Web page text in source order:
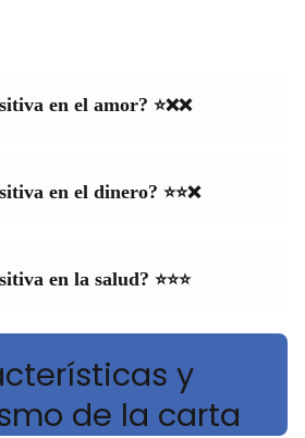
en el amor? ⭐❌❌
en el dinero? ⭐⭐❌
en la salud? ⭐⭐⭐
y
de la carta